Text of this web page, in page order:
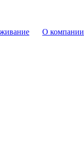
О компании